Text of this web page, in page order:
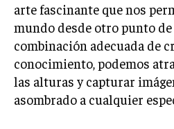
arte fascinante que nos
mundo desde otro punto
combinación adecuada de
conocimiento, podemos
las alturas y capturar
asombrado a cualquier